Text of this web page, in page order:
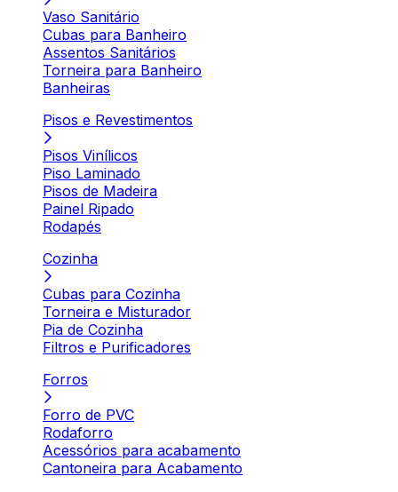
Vaso Sanitário
Cubas para Banheiro
Assentos Sanitários
Torneira para Banheiro
Banheiras
Pisos e Revestimentos
Pisos Vinílicos
Piso Laminado
Pisos de Madeira
Painel Ripado
Rodapés
Cozinha
Cubas para Cozinha
Torneira e Misturador
Pia de Cozinha
Filtros e Purificadores
Forros
Forro de PVC
Rodaforro
Acessórios para acabamento
Cantoneira para Acabamento